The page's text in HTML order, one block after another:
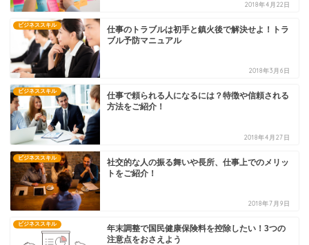
2018年4月22日
ビジネススキル
仕事のトラブルは初手と鎮火後で解決せよ！トラ
ブル予防マニュアル
2018年3月6日
ビジネススキル
仕事で頼られる人になるには？特徴や信頼される
方法をご紹介！
2018年4月27日
ビジネススキル
社交的な人の振る舞いや長所、仕事上でのメリッ
トをご紹介！
2018年7月9日
ビジネススキル
年末調整で国民健康保険料を控除したい！3つの
注意点をおさえよう